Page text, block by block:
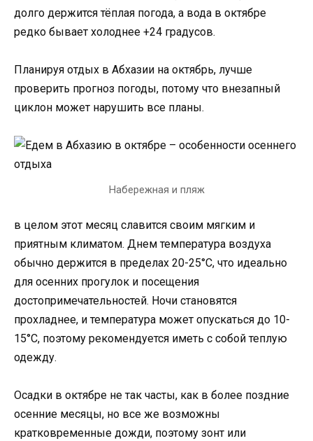
долго держится тёплая погода, а вода в октябре
редко бывает холоднее +24 градусов.
Планируя отдых в Абхазии на октябрь, лучше
проверить прогноз погоды, потому что внезапный
циклон может нарушить все планы.
Набережная и пляж
в целом этот месяц славится своим мягким и
приятным климатом. Днем температура воздуха
обычно держится в пределах 20-25°C, что идеально
для осенних прогулок и посещения
достопримечательностей. Ночи становятся
прохладнее, и температура может опускаться до 10-
15°C, поэтому рекомендуется иметь с собой теплую
одежду.
Осадки в октябре не так часты, как в более поздние
осенние месяцы, но все же возможны
кратковременные дожди, поэтому зонт или